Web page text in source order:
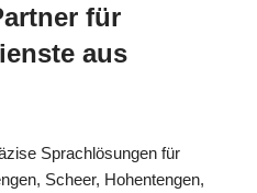
für
aus
Sprachlösungen für
Scheer, Hohentengen,